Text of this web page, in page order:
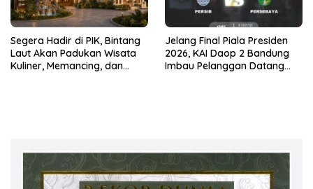
Segera Hadir di PIK, Bintang
Laut Akan Padukan Wisata
Kuliner, Memancing, dan
Jelang Final Piala Presiden
2026, KAI Daop 2 Bandung
Imbau Pelanggan Datang